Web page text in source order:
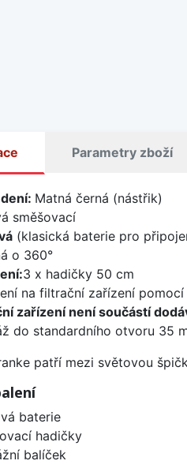
Parametry zboží
Matná černá (nástřik)
směšovací
(klasická baterie pro
o 360°
3 x hadičky 50 cm
na filtrační zařízení
zařízení není součástí
do standardního otvoru 35
patří mezi světovou
baterie
hadičky
balíček